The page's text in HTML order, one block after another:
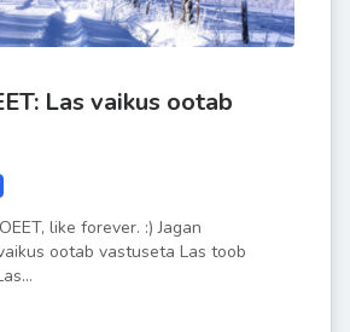
Las vaikus ootab
like forever. :) Jagan
ootab vastuseta Las toob